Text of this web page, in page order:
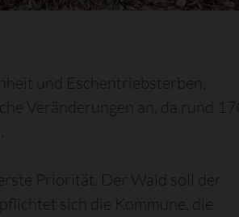
und Eschentriebsterben,
Veränderungen an, da rund 170
Priorität. Der Wald soll der
sich die Kommune, die